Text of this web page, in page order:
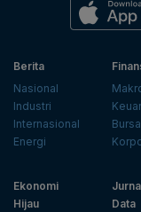
Berita
Nasional
Industri
Internasional
Energi
Bursa
Ekonomi
Hijau
Data